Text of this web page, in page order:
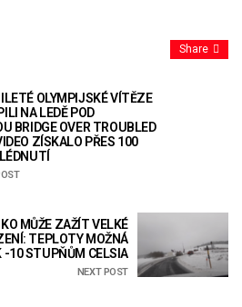
Share
OLYMPIJSKÉ VÍTĚZE
NA LEDĚ POD
BRIDGE OVER TROUBLED
ZÍSKALO PŘES 100
MŮŽE ZAŽÍT VELKÉ
TEPLOTY MOŽNÁ
-10 STUPŇŮM CELSIA
NEXT POST